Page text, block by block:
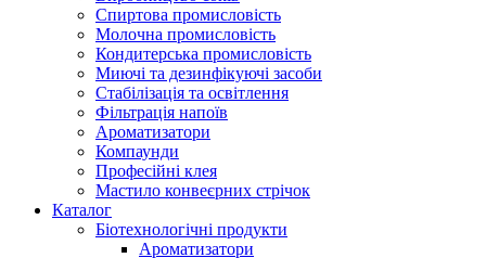
Спиртова промисловість
Молочна промисловість
Кондитерська промисловість
Миючі та дезинфікуючі засоби
Стабілізація та освітлення
Фільтрація напоїв
Ароматизатори
Компаунди
Професійні клея
Мастило конвеєрних стрічок
Каталог
Біотехнологічні продукти
Ароматизатори